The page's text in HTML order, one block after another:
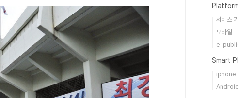
서비스
모바일
e-
Smart
iphone
Android